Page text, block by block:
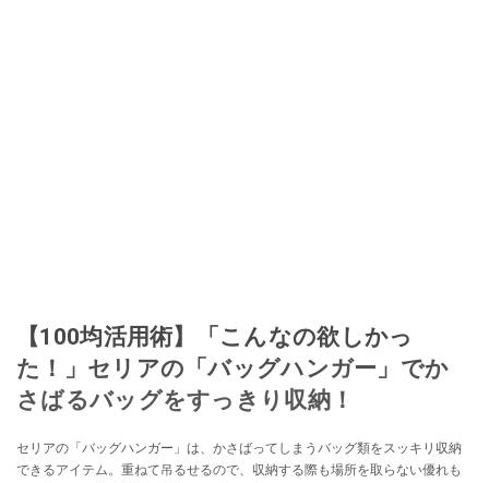
【100均活用術】「こんなの欲しかっ
た！」セリアの「バッグハンガー」でか
さばるバッグをすっきり収納！
セリアの「バッグハンガー」は、かさばってしまうバッグ類をスッキリ収納
できるアイテム。重ねて吊るせるので、収納する際も場所を取らない優れも